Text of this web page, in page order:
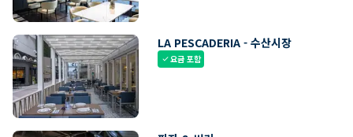
LA PESCADERIA - 수산시장
check요금 포함